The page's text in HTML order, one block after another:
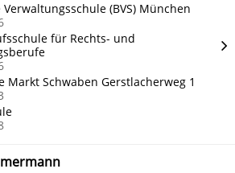
Verwaltungsschule (BVS) München
für Rechts- und
Markt Schwaben Gerstlacherweg 1